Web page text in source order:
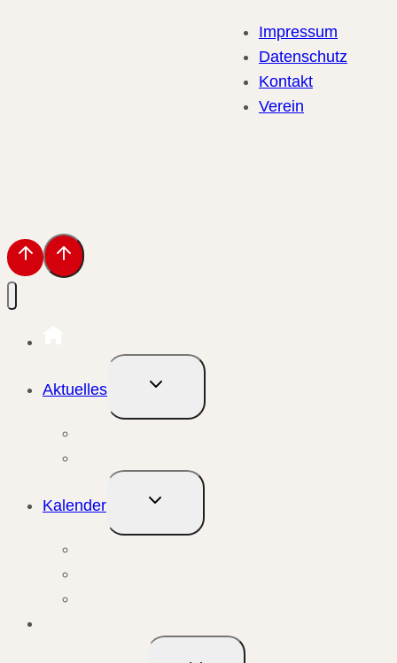
Impressum
Datenschutz
Kontakt
Verein
Aktuelles
Untermenü
umschalten
Kalender
Untermenü
umschalten